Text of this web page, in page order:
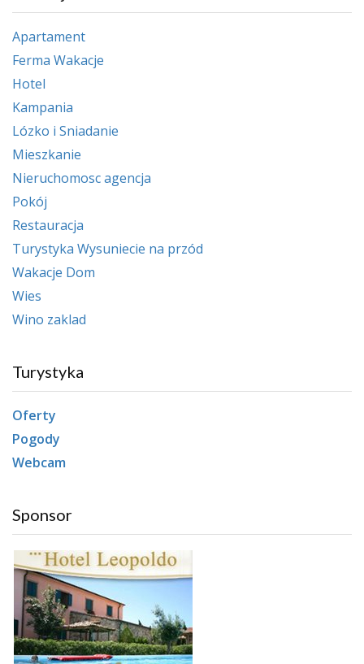
Apartament
Ferma Wakacje
Hotel
Kampania
Lózko i Sniadanie
Mieszkanie
Nieruchomosc agencja
Pokój
Restauracja
Turystyka Wysuniecie na przód
Wakacje Dom
Wies
Wino zaklad
Turystyka
Oferty
Pogody
Webcam
Sponsor